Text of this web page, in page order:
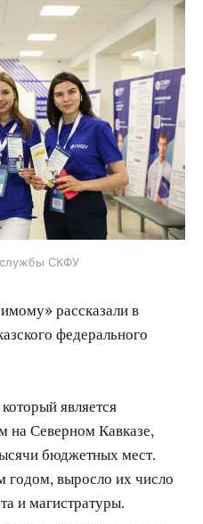
СКФУ
рассказали в
федерального
является
на Северном Кавказе,
бюджетных мест.
годом, выросло их число
и магистратуры.